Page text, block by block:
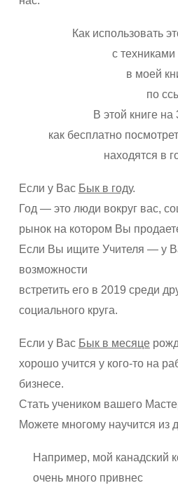
Как использовать
с
в моей
по
В этой книге
как бесплатно
находятся в
Если у Вас Бык в году.
Год — это люди вокруг вас,
рынок на котором Вы
Если Вы ищите Учителя — у
возможности
встретить его в 2019 среди
социального круга.
Если у Вас Бык в месяце
хорошо учится у кого-то на
бизнесе.
Стать учеником вашего
Можете многому научится из
Например, мой канадский
очень много привнес